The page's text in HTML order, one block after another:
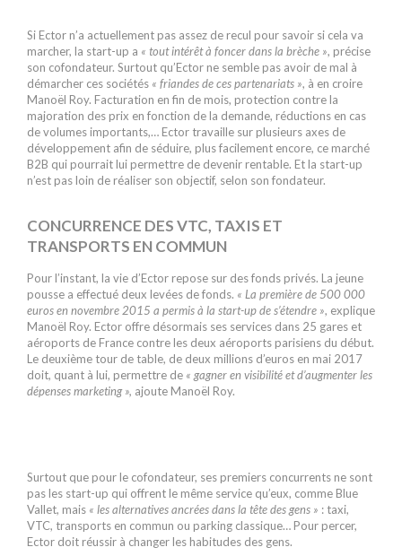
Si Ector n’a actuellement pas assez de recul pour savoir si cela va
marcher, la start-up a « tout intérêt à foncer dans la brèche », précise
son cofondateur. Surtout qu’Ector ne semble pas avoir de mal à
démarcher ces sociétés « friandes de ces partenariats », à en croire
Manoël Roy. Facturation en fin de mois, protection contre la
majoration des prix en fonction de la demande, réductions en cas
de volumes importants,… Ector travaille sur plusieurs axes de
développement afin de séduire, plus facilement encore, ce marché
B2B qui pourrait lui permettre de devenir rentable. Et la start-up
n’est pas loin de réaliser son objectif, selon son fondateur.
CONCURRENCE DES VTC, TAXIS ET
TRANSPORTS EN COMMUN
Pour l’instant, la vie d’Ector repose sur des fonds privés. La jeune
pousse a effectué deux levées de fonds. « La première de 500 000
euros en novembre 2015 a permis à la start-up de s’étendre », explique
Manoël Roy. Ector offre désormais ses services dans 25 gares et
aéroports de France contre les deux aéroports parisiens du début.
Le deuxième tour de table, de deux millions d’euros en mai 2017
doit, quant à lui, permettre de « gagner en visibilité et d’augmenter les
dépenses marketing », ajoute Manoël Roy.
Surtout que pour le cofondateur, ses premiers concurrents ne sont
pas les start-up qui offrent le même service qu’eux, comme Blue
Vallet, mais « les alternatives ancrées dans la tête des gens » : taxi,
VTC, transports en commun ou parking classique… Pour percer,
Ector doit réussir à changer les habitudes des gens.